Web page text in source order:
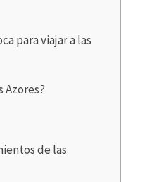
para viajar a las
Azores?
de las